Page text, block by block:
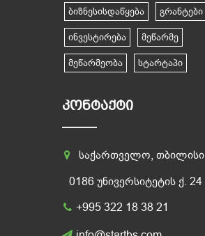
ბიზნესისდაწყება გრანტები
ინვესტირება მეწარმე
მეწარმეობა სტარტაპი
ᲙᲝᲜᲢᲐᲥᲢᲘ
საქართველო, თბილისი
0186 უნივერსიტეტის ქ. 24
+995 322 18 38 21